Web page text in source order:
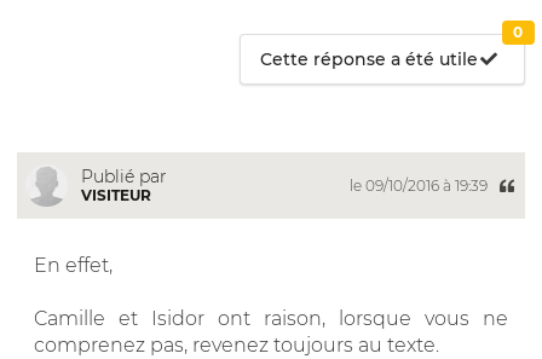
Cette réponse a été utile
0
Publié par
VISITEUR
le 09/10/2016 à 19:39
En effet,
Camille et Isidor ont raison, lorsque vous ne
comprenez pas, revenez toujours au texte.